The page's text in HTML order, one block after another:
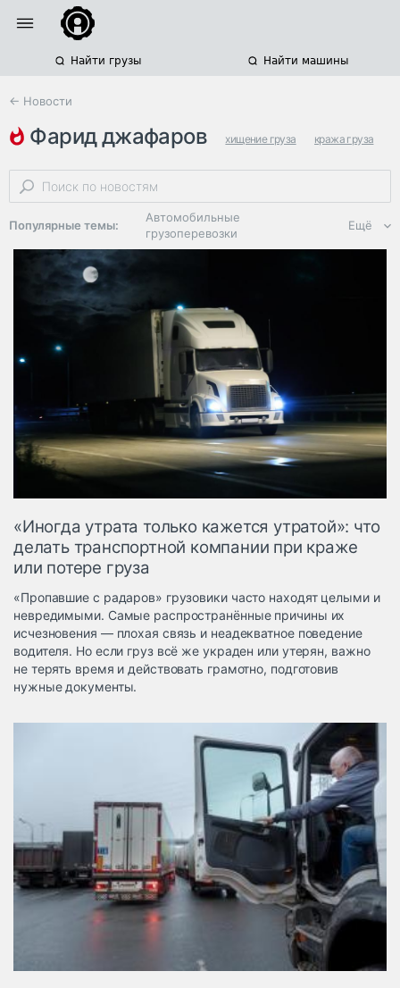
Найти грузы Найти машины
← Новости
фарид джафаров хищение груза кража груза
автомобильные грузоперевозки
Популярные темы:
Автомобильные
грузоперевозки
ЭДО, ИТ в
логистике
Дороги,
инфраструктура
Логистика, грузы
Негабаритные и
опасные грузы
Безопасность и
страхование
Таможня и ВЭД
Склады и
терминалы
Коммерческий
транспорт
Спецтехника
запчасти, шины
Топливо, масла и
автохимия
Дзен
Ещё
«Иногда утрата только кажется утратой»: что
делать транспортной компании при краже
или потере груза
«Пропавшие с радаров» грузовики часто находят целыми и
невредимыми. Самые распространённые причины их
исчезновения — плохая связь и неадекватное поведение
водителя. Но если груз всё же украден или утерян, важно
не терять время и действовать грамотно, подготовив
нужные документы.